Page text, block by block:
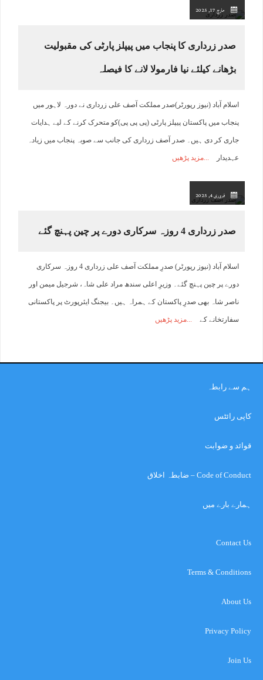
مارچ 17, 2025
صدر زرداری کا پنجاب میں پیپلز پارٹی کی مقبولیت
بڑھانے کیلئے نیا فارمولا لانے کا فیصلہ
اسلام آباد (نیوز رپورٹر)صدر مملکت آصف علی زرداری نے دورہ لاہور میں
پنجاب میں پاکستان پیپلز پارٹی (پی پی پی)کو متحرک کرنے کے لیے ہدایات
جاری کر دی ہیں۔ صدر آصف زرداری کی جانب سے صوبہ پنجاب میں زیادہ
عہدیدار مزید پڑھیں
فروری 4, 2025
صدر زرداری 4 روزہ سرکاری دورے پر چین پہنچ گئے
اسلام آباد (نیوز رپورٹر) صدرِ مملکت آصف علی زرداری 4 روزہ سرکاری
دورے پر چین پہنچ گئے۔ وزیرِ اعلی سندھ مراد علی شاہ، شرجیل میمن اور
ناصر شاہ بھی صدرِ پاکستان کے ہمراہ ہیں۔ بیجنگ ایئرپورٹ پر پاکستانی
سفارتخانے کے مزید پڑھیں
ہم سے رابطہ
کاپی رائٹس
قوائد و ضوابت
Code of Conduct – ضابطہ اخلاق
ہمارے بارے میں
Contact Us
Terms & Conditions
About Us
Privacy Policy
Join Us